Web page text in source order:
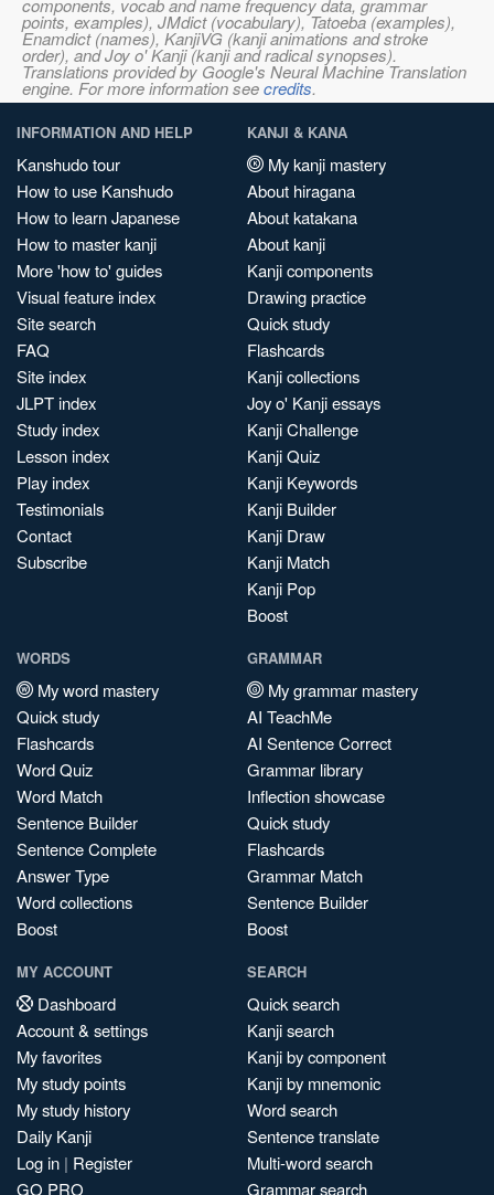
components, vocab and name frequency data, grammar
points, examples), JMdict (vocabulary), Tatoeba (examples),
Enamdict (names), KanjiVG (kanji animations and stroke
order), and Joy o' Kanji (kanji and radical synopses).
Translations provided by Google's Neural Machine Translation
engine. For more information seecredits.
INFORMATION AND HELP
Kanshudo tour
How to use Kanshudo
How to learn Japanese
How to master kanji
More 'how to' guides
Visual feature index
Site search
FAQ
Site index
JLPT index
Study index
Lesson index
Play index
Testimonials
Contact
Subscribe
KANJI & KANA
My kanji mastery
About hiragana
About katakana
About kanji
Kanji components
Drawing practice
Quick study
Flashcards
Kanji collections
Joy o' Kanji essays
Kanji Challenge
Kanji Quiz
Kanji Keywords
Kanji Builder
Kanji Draw
Kanji Match
Kanji Pop
Boost
WORDS
My word mastery
Quick study
Flashcards
Word Quiz
Word Match
Sentence Builder
Sentence Complete
Answer Type
Word collections
Boost
GRAMMAR
My grammar mastery
AI TeachMe
AI Sentence Correct
Grammar library
Inflection showcase
Quick study
Flashcards
Grammar Match
Sentence Builder
Boost
MY ACCOUNT
Dashboard
Account & settings
My favorites
My study points
My study history
Daily Kanji
Log in | Register
GO PRO
SEARCH
Quick search
Kanji search
Kanji by component
Kanji by mnemonic
Word search
Sentence translate
Multi-word search
Grammar search